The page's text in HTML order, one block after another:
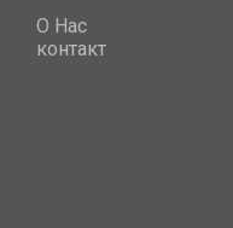
O Hac
контакт